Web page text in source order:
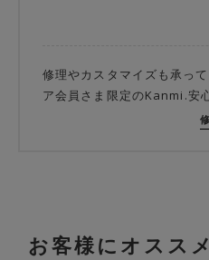
修理やカスタマイズも承っ
ア会員さま限定のKanmi.安
お客様にオスス